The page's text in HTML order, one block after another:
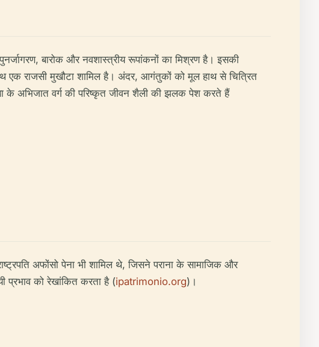
बारोक और नवशास्त्रीय रूपांकनों का मिश्रण है। इसकी
एक राजसी मुखौटा शामिल है। अंदर, आगंतुकों को मूल हाथ से चित्रित
के अभिजात वर्ग की परिष्कृत जीवन शैली की झलक पेश करते हैं
अफोंसो पेना भी शामिल थे, जिसने पराना के सामाजिक और
प्रभाव को रेखांकित करता है (ipatrimonio.org)।